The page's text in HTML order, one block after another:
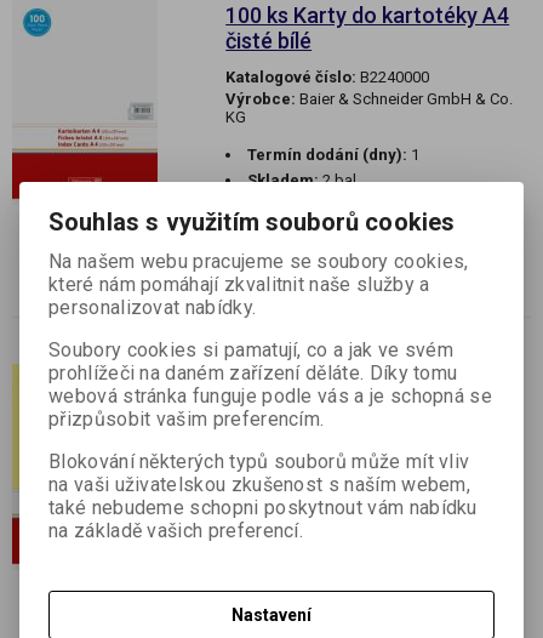
100 ks Karty do kartotéky A4
čisté bílé
Katalogové číslo: B2240000
Výrobce: Baier & Schneider GmbH & Co.
KG
Termín dodání (dny): 1
Skladem:2 bal
bílé
100 ks Karty do kartotéky A4
čisté žluté
Výrobce:Baier & Schneider GmbH & Co.
KG
Termín dodání (dny): 1
bílé
Souhlas s využitím souborů cookies
Na našem webu pracujeme se soubory cookies,
které nám pomáhají zkvalitnit naše služby a
personalizovat nabídky.
Soubory cookies si pamatují, co a jak ve svém
prohlížeči na daném zařízení děláte. Díky tomu
webová stránka funguje podle vás a je schopná se
přizpůsobit vašim preferencím.
Blokování některých typů souborů může mít vliv
na vaši uživatelskou zkušenost s naším webem,
také nebudeme schopni poskytnout vám nabídku
na základě vašich preferencí.
Nastavení